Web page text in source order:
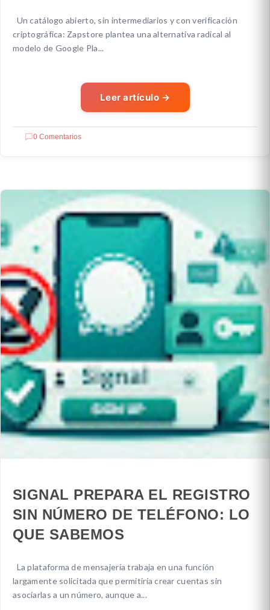
Un catálogo abierto, sin intermediarios y con verificación
criptográfica: Zapstore plantea una alternativa radical al
modelo de Google Pla...
Leer artículo →
0 Comentarios
SIGNAL PREPARA EL REGISTRO
SIN NÚMERO DE TELÉFONO: LO
QUE SABEMOS
La plataforma de mensajería trabaja en una función
largamente solicitada que permitiría crear cuentas sin
asociarlas a un número, aunque a...